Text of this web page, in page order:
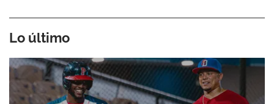
Lo último